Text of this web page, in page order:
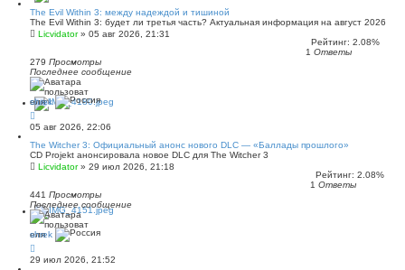
The Evil Within 3: между надеждой и тишиной
The Evil Within 3: будет ли третья часть? Актуальная информация на август 2026
Licvidator» 05 авг 2026, 21:31
Рейтинг: 2.08%
1 Ответы
279 Просмотры
Последнее сообщение
shrek
05 авг 2026, 22:06
The Witcher 3: Официальный анонс нового DLC — «Баллады прошлого»
CD Projekt анонсировала новое DLC для The Witcher 3
Licvidator» 29 июл 2026, 21:18
Рейтинг: 2.08%
1 Ответы
441 Просмотры
Последнее сообщение
shrek
29 июл 2026, 21:52